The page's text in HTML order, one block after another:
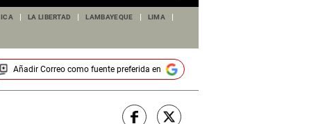
de
ICA LA LIBERTAD LAMBAYEQUE LIMA
Añadir Correocomo fuente preferida en